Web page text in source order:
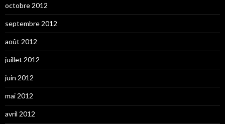
octobre 2012
septembre 2012
août 2012
juillet 2012
juin 2012
mai 2012
avril 2012